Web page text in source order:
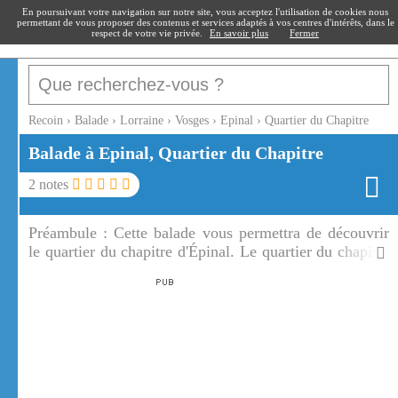
recoin.fr
Recoin › Balade › Lorraine › Vosges › Epinal › Quartier du Chapitre
Balade à Epinal, Quartier du Chapitre
2 notes
Préambule :Cette balade vous permettra de découvrir
le quartier du chapitre d'Épinal. Le quartier du chapitre
En poursuivant votre navigation sur notre site, vous acceptez l'utilisation de cookies nous
permettant de vous proposer des contenus et services adaptés à vos centres d'intérêts, dans le
respect de votre vie privée.
En savoir plus Fermer